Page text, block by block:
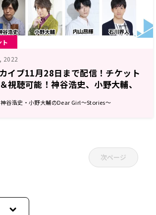
ト
2022
イブ11月28日まで配信！チケット
視聴可能！神谷浩史、小野大輔、
輝、石川界人出演「文化放送エクス
10周年記念イベント エクステンド
神谷浩史・小野大輔のDear Girl～Stories～
次ページ